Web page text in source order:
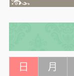
日 月